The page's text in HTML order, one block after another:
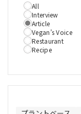
All
Interview
Article
Vegan’s Voice
Restaurant
Recipe